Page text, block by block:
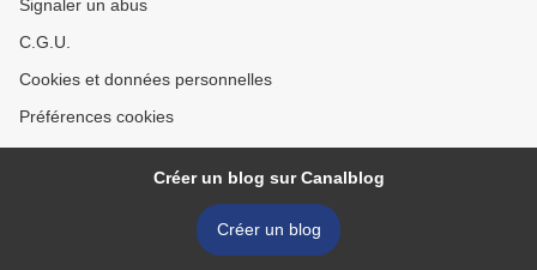
Signaler un abus
C.G.U.
Cookies et données personnelles
Préférences cookies
Créer un blog sur Canalblog
Créer un blog